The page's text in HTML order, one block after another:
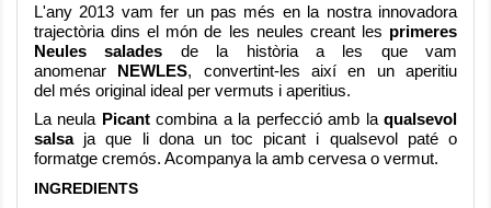
L'any 2013 vam fer un pas més en la nostra innovadora
trajectòria dins el món de les neules creant les primeres
Neules salades de la història a les que vam
anomenar NEWLES, convertint-les així en un aperitiu
del més original ideal per vermuts i aperitius.
La neula Picantcombina a la perfecció amb laqualsevol
salsa ja que li dona un toc picant i qualsevol paté o
formatge cremós. Acompanya la amb cervesa o vermut.
INGREDIENTS